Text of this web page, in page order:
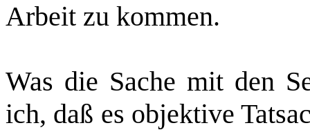
Arbeit zu kommen.
Was die Sache mit den
ich, daß es objektive